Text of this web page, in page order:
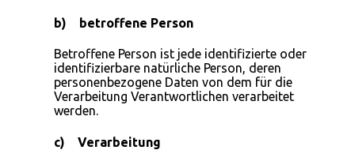
b) betroffene Person
Betroffene Person ist jede identifizierte oder
identifizierbare natürliche Person, deren
personenbezogene Daten von dem für die
Verarbeitung Verantwortlichen verarbeitet
werden.
c) Verarbeitung